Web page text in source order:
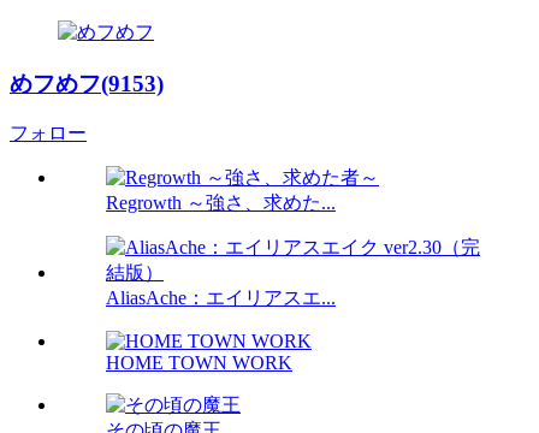
めフめフ(9153)
フォロー
Regrowth ～強さ、求めた...
AliasAche：エイリアスエ...
HOME TOWN WORK